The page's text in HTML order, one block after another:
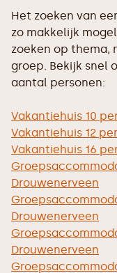
Het zoeken van
zo makkelijk
zoeken op thema,
groep. Bekijk snel
aantal personen:
Vakantiehuis 10
Vakantiehuis 12
Vakantiehuis 16
Drouwenerveen
Drouwenerveen
Drouwenerveen